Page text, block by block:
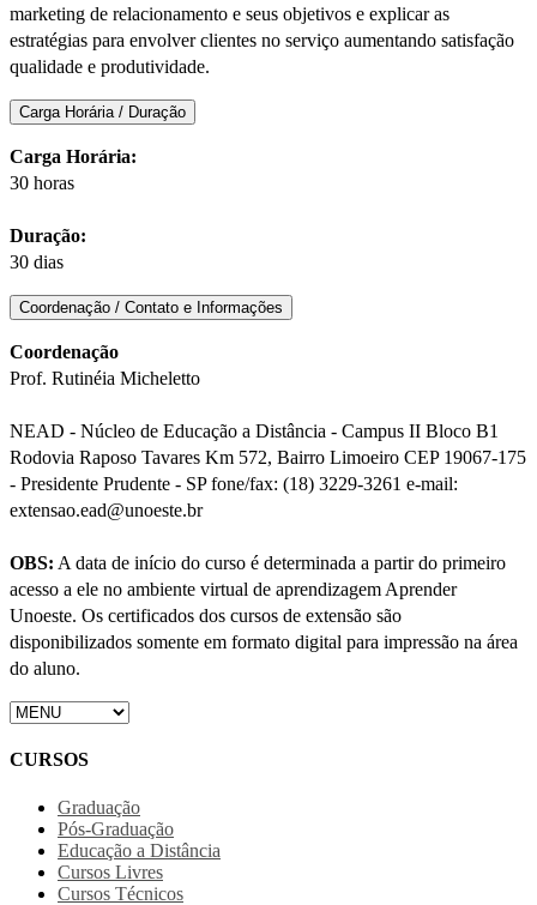
marketing de relacionamento e seus objetivos e explicar as
estratégias para envolver clientes no serviço aumentando satisfação
qualidade e produtividade.
Carga Horária / Duração
Carga Horária:
30 horas
Duração:
30 dias
Coordenação / Contato e Informações
Coordenação
Prof. Rutinéia Micheletto
NEAD - Núcleo de Educação a Distância - Campus II Bloco B1
Rodovia Raposo Tavares Km 572, Bairro Limoeiro CEP 19067-175
- Presidente Prudente - SP fone/fax: (18) 3229-3261 e-mail:
extensao.ead@unoeste.br
OBS: A data de início do curso é determinada a partir do primeiro
acesso a ele no ambiente virtual de aprendizagem Aprender
Unoeste. Os certificados dos cursos de extensão são
disponibilizados somente em formato digital para impressão na área
do aluno.
CURSOS
Graduação
Pós-Graduação
Educação a Distância
Cursos Livres
Cursos Técnicos